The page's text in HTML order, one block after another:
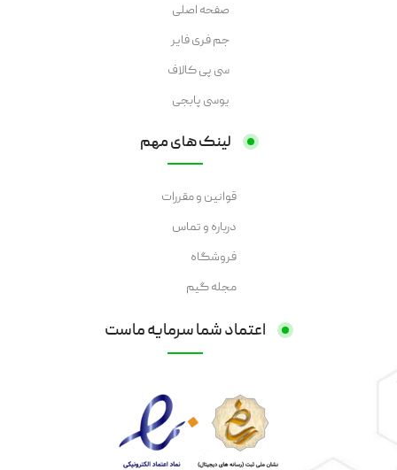
صفحه اصلی
جم فری فایر
سی پی کالاف
یوسی پابجی
لینک های مهم
قوانین و مقررات
درباره و تماس
فروشگاه
مجله گیم
اعتماد شما سرمایه ماست